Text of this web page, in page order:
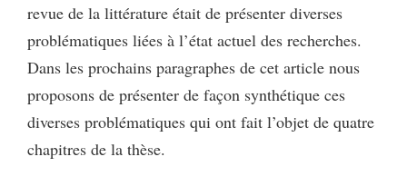
revue de la littérature était de présenter diverses
problématiques liées à l’état actuel des recherches.
Dans les prochains paragraphes de cet article nous
proposons de présenter de façon synthétique ces
diverses problématiques qui ont fait l’objet de quatre
chapitres de la thèse.